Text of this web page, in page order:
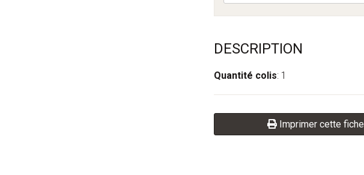
DESCRIPTION
Quantité colis: 1
Imprimer cette fiche